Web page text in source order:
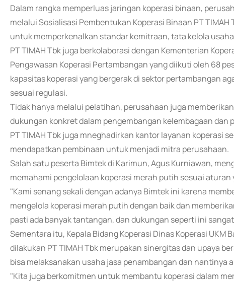
Dalam rangka memperluas jaringan koperasi binaan,
melalui Sosialisasi Pembentukan Koperasi Binaan PT
untuk memperkenalkan standar kemitraan, tata kelola
PT TIMAH Tbk juga berkolaborasi dengan Kementerian
Pengawasan Koperasi Pertambangan yang diikuti oleh 68
kapasitas koperasi yang bergerak di sektor pertambangan
sesuai regulasi.
Tidak hanya melalui pelatihan, perusahaan juga
dukungan konkret dalam pengembangan kelembagaan
PT TIMAH Tbk juga mneghadirkan kantor layanan koperasi
mendapatkan pembinaan untuk menjadi mitra perusahaan.
Salah satu peserta Bimtek di Karimun, Agus Kurniawan,
memahami pengelolaan koperasi merah putih sesuai aturan
"Kami senang sekali dengan adanya Bimtek ini karena
mengelola koperasi merah putih dengan baik dan
pasti ada banyak tantangan, dan dukungan seperti ini
Sementara itu, Kepala Bidang Koperasi Dinas Koperasi
dilakukan PT TIMAH Tbk merupakan sinergitas dan upaya
bisa melaksanakan usaha jasa penambangan dan nantinya
"Kita juga berkomitmen untuk membantu koperasi dalam